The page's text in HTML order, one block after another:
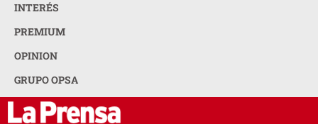
INTERÉS
PREMIUM
OPINION
GRUPO OPSA